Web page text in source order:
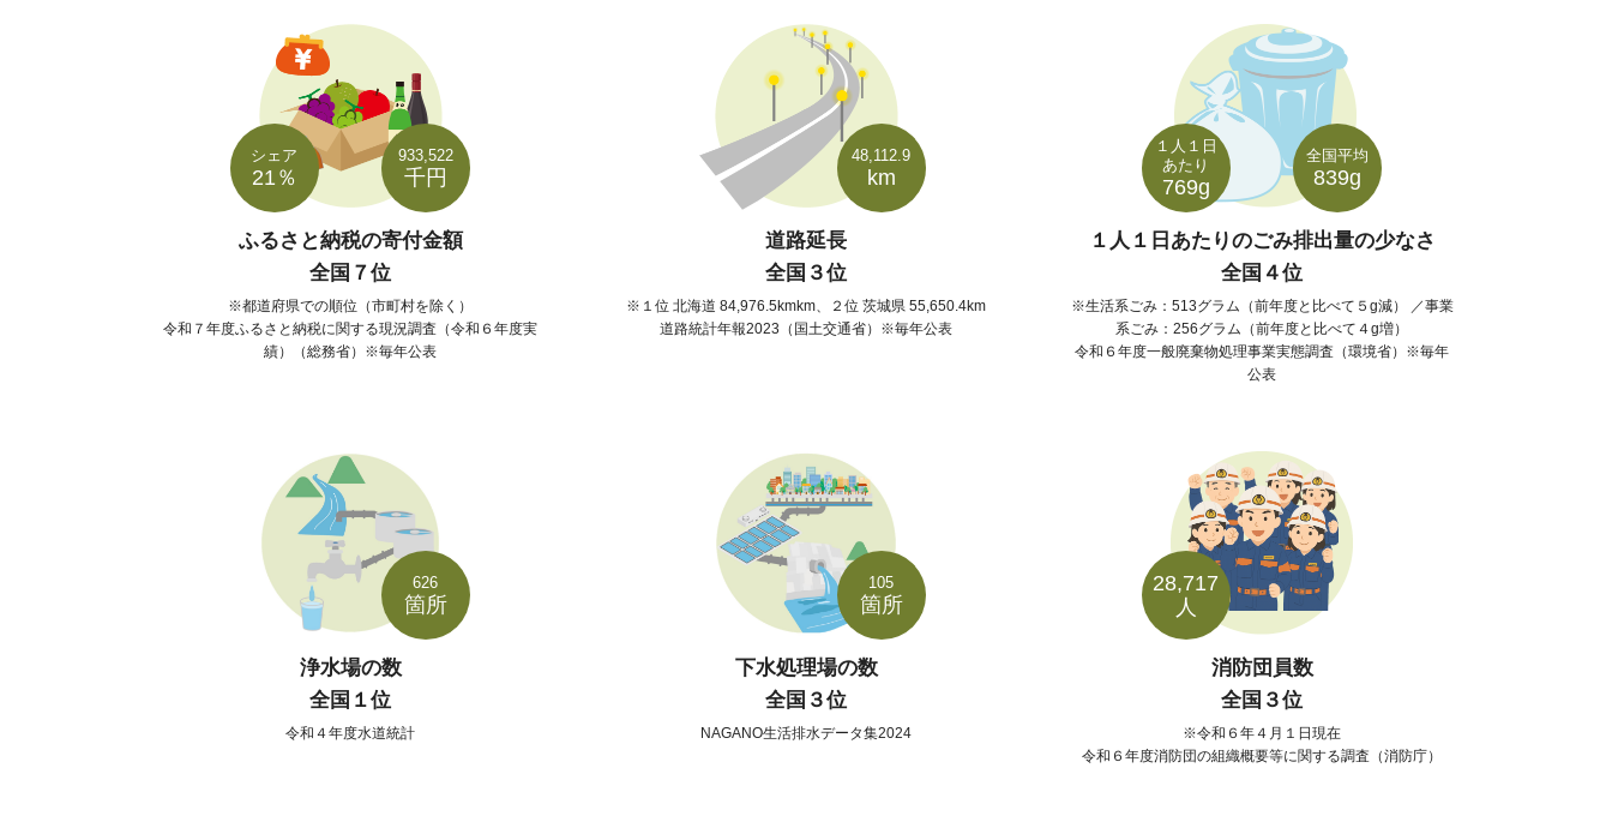
933,522
千円
シェア
21％
ふるさと納税の寄付金額
全国７位
都道府県での順位（市町村を除く）
令和７年度ふるさと納税に関する現況調査（令和６年度実
績）（総務省）※毎年公表
48,112.9
km
道路延長
全国３位
１位 北海道 84,976.5kmkm、２位 茨城県 55,650.4km
道路統計年報2023（国土交通省）※毎年公表
全国平均
839g
１人１日
あたり
769g
１人１日あたりのごみ排出量の少なさ
全国４位
生活系ごみ：513グラム（前年度と比べて５g減） ／事業
系ごみ：256グラム（前年度と比べて４g増）
令和６年度一般廃棄物処理事業実態調査（環境省）※毎年
公表
626
箇所
浄水場の数
全国１位
令和４年度水道統計
105
箇所
下水処理場の数
全国３位
NAGANO生活排水データ集2024
28,717
人
消防団員数
全国３位
令和６年４月１日現在
令和６年度消防団の組織概要等に関する調査（消防庁）